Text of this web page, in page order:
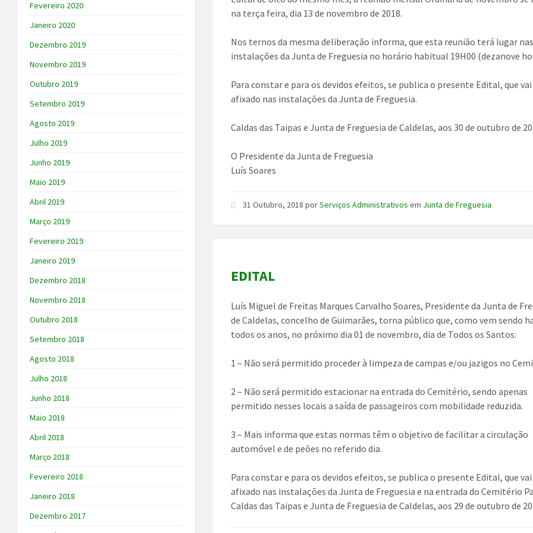
na terça feira, dia 13 de novembro de 2018.
Nos ternos da mesma deliberação informa, que esta reunião terá lugar nas
instalações da Junta de Freguesia no horário habitual 19H00 (dezanove
Para constar e para os devidos efeitos, se publica o presente Edital, que
afixado nas instalações da Junta de Freguesia.
Caldas das Taipas e Junta de Freguesia de Caldelas, aos 30 de outubro de
O Presidente da Junta de Freguesia
Luís Soares
31 Outubro, 2018porServiços Administrativos em Junta de Freguesia
EDITAL
Luís Miguel de Freitas Marques Carvalho Soares, Presidente da Junta de
de Caldelas, concelho de Guimarães, torna público que, como vem sendo
todos os anos, no próximo dia 01 de novembro, dia de Todos os Santos:
1 – Não será permitido proceder à limpeza de campas e/ou jazigos no
2 – Não será permitido estacionar na entrada do Cemitério, sendo apenas
permitido nesses locais a saída de passageiros com mobilidade reduzida.
3 – Mais informa que estas normas têm o objetivo de facilitar a circulação
automóvel e de peões no referido dia.
Para constar e para os devidos efeitos, se publica o presente Edital, que
afixado nas instalações da Junta de Freguesia e na entrada do Cemitério
Caldas das Taipas e Junta de Freguesia de Caldelas, aos 29 de outubro de
Fevereiro 2020
Janeiro 2020
Dezembro 2019
Novembro 2019
Outubro 2019
Setembro 2019
Agosto 2019
Julho 2019
Junho 2019
Maio 2019
Abril 2019
Março 2019
Fevereiro 2019
Janeiro 2019
Dezembro 2018
Novembro 2018
Outubro 2018
Setembro 2018
Agosto 2018
Julho 2018
Junho 2018
Maio 2018
Abril 2018
Março 2018
Fevereiro 2018
Janeiro 2018
Dezembro 2017